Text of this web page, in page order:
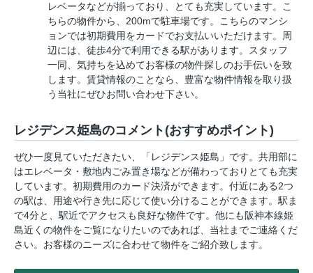
レベータなどが揃っており、とても充実しています。こ
ちらの物件から、200mで駐車場です。こちらのマンシ
ョンでは初期費用をカードでお支払いいただけます。周
辺には、徒歩4分で利用できる駅があります。スタッフ
一同、気持ちを込めてお客様の物件探しのお手伝いを致
します。賃貸情報のことなら、豊富な物件情報を取り扱
う当社にぜひお問い合わせ下さい。
レジデンス姫島のコメント(おすすめポイント)
ぜひ一度見ていただきたい、「レジデンス姫島」です。共用部に
はエレベータ・敷地内ごみ置き場などが備わっておりとても充実
しています。初期費用のカード決済ができます。付近にある2つ
の駅は、用途や行き先に応じて使い分けることができます。駅ま
で4分と、駅近でアクセスも良好な物件です。他にも阪神本線姫
島近くの物件をご覧になりたいのであれば、当社までご連絡くだ
さい。お客様のニーズに合わせて物件をご紹介致します。